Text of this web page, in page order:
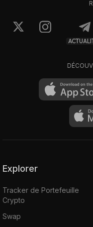
Explorer
Tracker de Portefeuille
Crypto
Swap